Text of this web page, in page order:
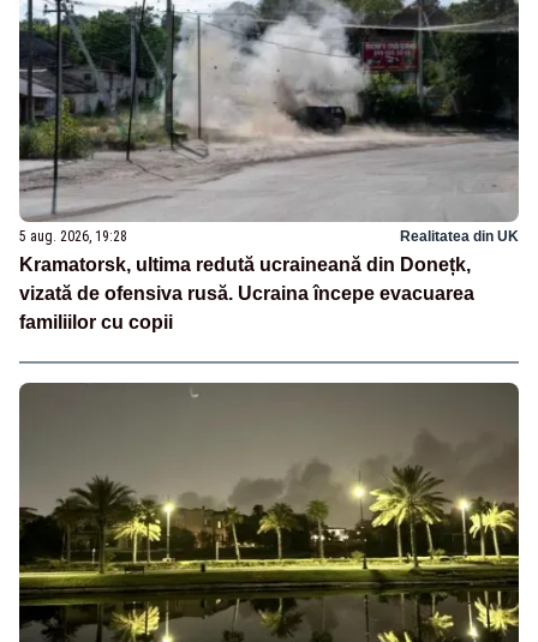
5 aug. 2026, 19:28 Realitatea din UK
Kramatorsk, ultima redută ucraineană din Donețk,
vizată de ofensiva rusă. Ucraina începe evacuarea
familiilor cu copii